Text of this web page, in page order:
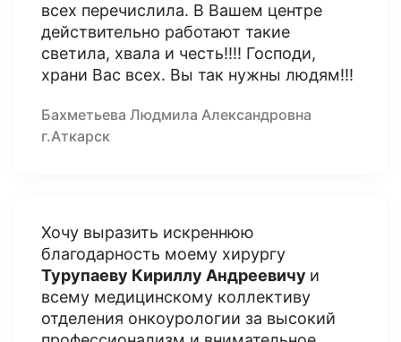
всех перечислила. В Вашем центре
действительно работают такие
светила, хвала и честь!!!! Господи,
храни Вас всех. Вы так нужны людям!!!
Бахметьева Людмила Александровна
г.Аткарск
Хочу выразить искреннюю
благодарность моему хирургу
Турупаеву Кириллу Андреевичу и
всему медицинскому коллективу
отделения онкоурологии за высокий